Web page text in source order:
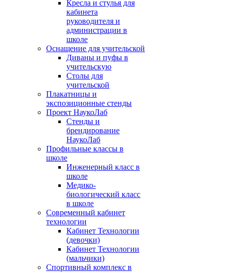
Кресла и стулья для
кабинета
руководителя и
администрации в
школе
Оснащение для учительской
Диваны и пуфы в
учительскую
Столы для
учительской
Плакатницы и
экспозиционные стенды
Проект НаукоЛаб
Стенды и
брендирование
НаукоЛаб
Профильные классы в
школе
Инженерный класс в
школе
Медико-
биологический класс
в школе
Современный кабинет
технологии
Кабинет Технологии
(девочки)
Кабинет Технологии
(мальчики)
Спортивный комплекс в